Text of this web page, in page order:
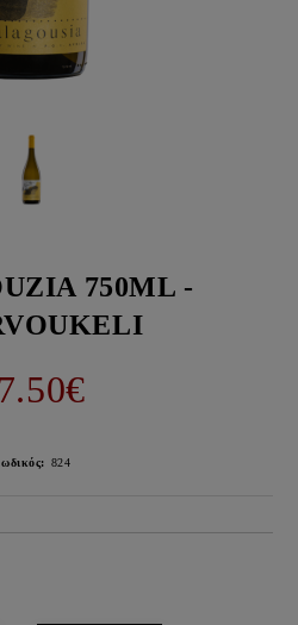
750ML -
824